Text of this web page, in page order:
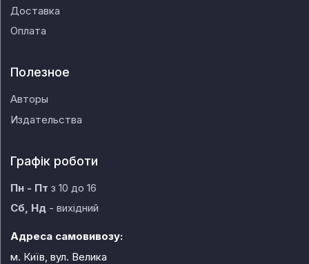
Доставка
Оплата
Полезное
Авторы
Издательства
Графік роботи
Пн - Пт з 10 до 16
Сб, Нд - вихідний
Адреса самовивозу:
м. Київ, вул. Велика